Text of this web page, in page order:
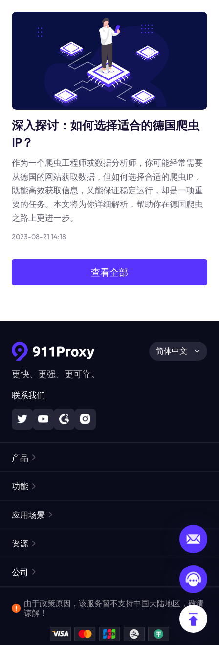
深入探讨：如何选择适合的德国爬虫
IP？
作为一个爬虫工程师或数据分析师，你可能经常需要
从德国的网站获取数据，但如何选择合适的爬虫IP，
既能高效获取信息，又能保证稳定运行，却是一项重
要的任务。本文将为你详细解析，帮助你在德国爬虫
之路上更进一步。
2023-08-21 14:18
查看全部
更快、更强、更可靠。
联系我们
简体中文
产品
静态住宅代理
网页抓取 API
视频下载 API
功能
ISP代理
ProxySite
应用场景
市场研究
爬行和索引
查看全部使用场景
资源
常见问题解答
位置
公司
企业服务
反洗钱合规计划
由于政策原因，该服务暂不支持中国大陆地区，敬请
谅解！